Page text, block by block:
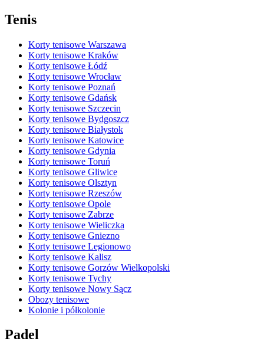
Tenis
Korty tenisowe Warszawa
Korty tenisowe Kraków
Korty tenisowe Łódź
Korty tenisowe Wrocław
Korty tenisowe Poznań
Korty tenisowe Gdańsk
Korty tenisowe Szczecin
Korty tenisowe Bydgoszcz
Korty tenisowe Białystok
Korty tenisowe Katowice
Korty tenisowe Gdynia
Korty tenisowe Toruń
Korty tenisowe Gliwice
Korty tenisowe Olsztyn
Korty tenisowe Rzeszów
Korty tenisowe Opole
Korty tenisowe Zabrze
Korty tenisowe Wieliczka
Korty tenisowe Gniezno
Korty tenisowe Legionowo
Korty tenisowe Kalisz
Korty tenisowe Gorzów Wielkopolski
Korty tenisowe Tychy
Korty tenisowe Nowy Sącz
Obozy tenisowe
Kolonie i półkolonie
Padel